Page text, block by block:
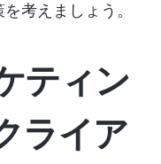
考えましょう。
ティン
ライア